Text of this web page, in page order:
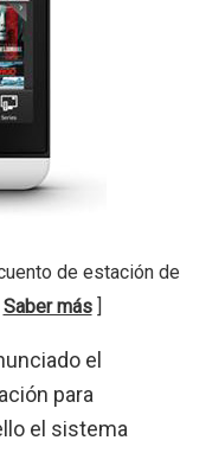
de estación de
Saber más]
el
para
el sistema